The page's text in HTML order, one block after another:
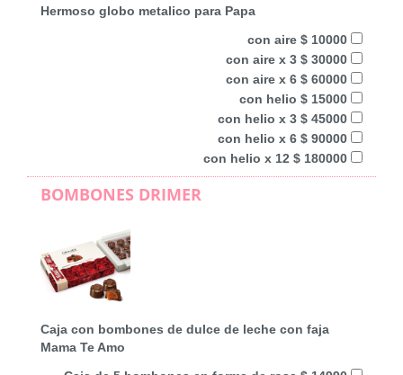
Hermoso globo metalico para Papa
con aire $ 10000
con aire x 3 $ 30000
con aire x 6 $ 60000
con helio $ 15000
con helio x 3 $ 45000
con helio x 6 $ 90000
con helio x 12 $ 180000
BOMBONES DRIMER
Caja con bombones de dulce de leche con faja
Mama Te Amo